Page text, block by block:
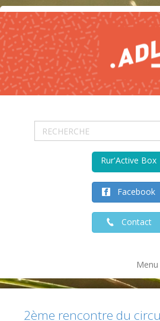
Facebook
Contact
Rur'Active Box
Menu
2ème rencontre du